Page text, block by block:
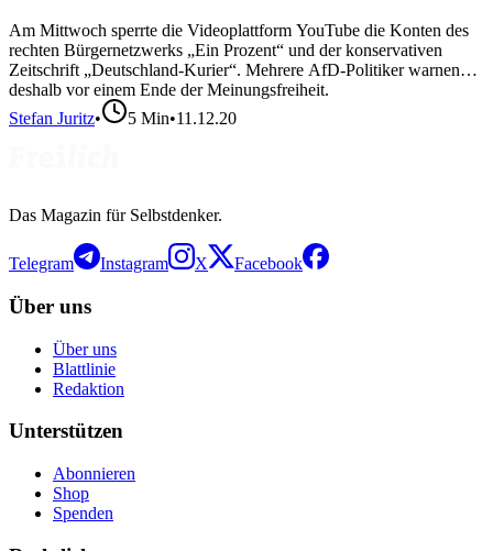
Am Mittwoch sperrte die Videoplattform YouTube die Konten des
rechten Bürgernetzwerks „Ein Prozent“ und der konservativen
Zeitschrift „Deutschland-Kurier“. Mehrere AfD-Politiker warnen
deshalb vor einem Ende der Meinungsfreiheit.
Stefan Juritz• 5 Min•11.12.20
Das Magazin für Selbstdenker.
Telegram Instagram X Facebook
Über uns
Über uns
Blattlinie
Redaktion
Unterstützen
Abonnieren
Shop
Spenden